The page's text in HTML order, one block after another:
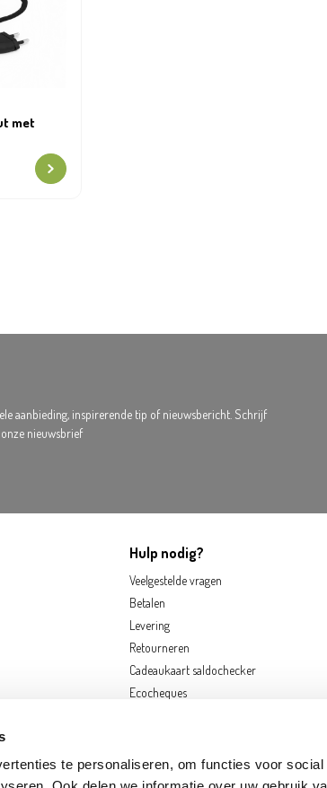
te personaliseren, om functies voor social
met
aanbieding, inspirerende tip of nieuwsbericht. Schrijf
nieuwsbrief
Hulp nodig?
Veelgestelde vragen
Betalen
Levering
Retourneren
Cadeaukaart saldochecker
Ecocheques